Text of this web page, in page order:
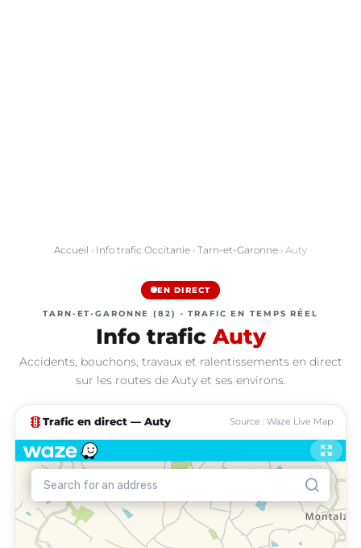
Accueil › Info trafic Occitanie › Tarn-et-Garonne › Auty
EN DIRECT
TARN-ET-GARONNE (82) · TRAFIC EN TEMPS RÉEL
Info trafic Auty
Accidents, bouchons, travaux et ralentissements en direct
sur les routes de Auty et ses environs.
traffic Trafic en direct — Auty Source : Waze Live Map